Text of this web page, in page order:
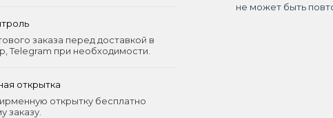
заказа перед доставкой в
Telegram при необходимости.
открытка
открытку бесплатно
заказу.
не может быть